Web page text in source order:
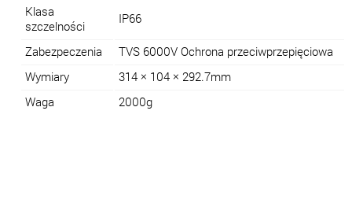
Klasa
szczelności
IP66
Zabezpeczenia
TVS 6000V Ochrona przeciwprzepięciowa
Wymiary
314 × 104 × 292.7mm
Waga
2000g